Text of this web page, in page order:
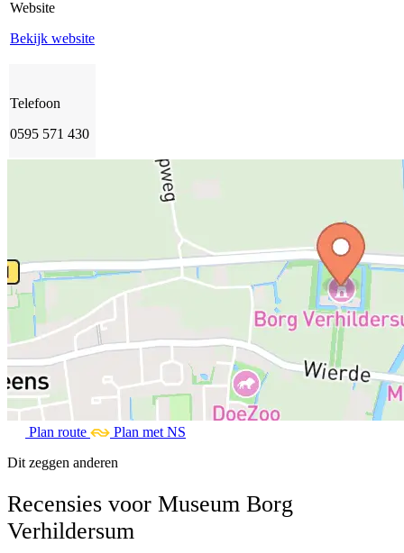
Website
Bekijk website
Telefoon
0595 571 430
Plan route
Plan met NS
Dit zeggen anderen
Recensies voor Museum Borg
Verhildersum